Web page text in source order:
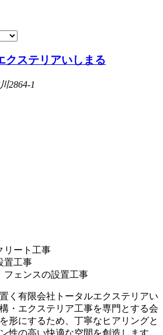
クステリアいしまる
2864-1
リート工事
置工事
フェンスの設置工事
く有限会社トータルエクステリアい
・エクステリア工事を専門とする会
形にするため、丁寧なヒアリングと